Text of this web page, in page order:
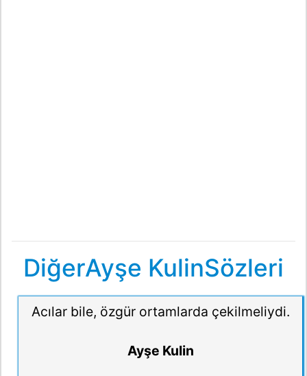
DiğerAyşe KulinSözleri
Acılar bile, özgür ortamlarda çekilmeliydi.
Ayşe Kulin